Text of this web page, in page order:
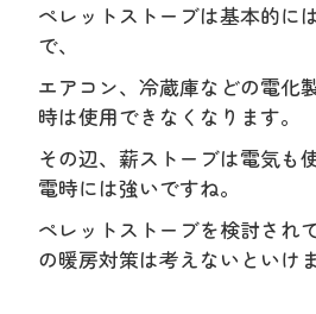
ペレットストーブは基本的に
で、
エアコン、冷蔵庫などの電化
時は使用できなくなります。
その辺、薪ストーブは電気も
電時には強いですね。
ペレットストーブを検討され
の暖房対策は考えないといけ